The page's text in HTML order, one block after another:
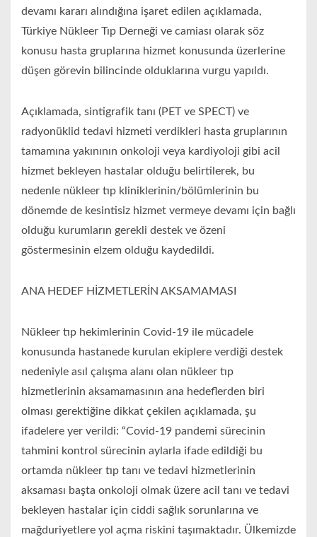
devamı kararı alındığına işaret edilen açıklamada,
Türkiye Nükleer Tıp Derneği ve camiası olarak söz
konusu hasta gruplarına hizmet konusunda üzerlerine
düşen görevin bilincinde olduklarına vurgu yapıldı.
Açıklamada, sintigrafik tanı (PET ve SPECT) ve
radyonüklid tedavi hizmeti verdikleri hasta gruplarının
tamamına yakınının onkoloji veya kardiyoloji gibi acil
hizmet bekleyen hastalar olduğu belirtilerek, bu
nedenle nükleer tıp kliniklerinin/bölümlerinin bu
dönemde de kesintisiz hizmet vermeye devamı için bağlı
olduğu kurumların gerekli destek ve özeni
göstermesinin elzem olduğu kaydedildi.
ANA HEDEF HİZMETLERİN AKSAMAMASI
Nükleer tıp hekimlerinin Covid-19 ile mücadele
konusunda hastanede kurulan ekiplere verdiği destek
nedeniyle asıl çalışma alanı olan nükleer tıp
hizmetlerinin aksamamasının ana hedeflerden biri
olması gerektiğine dikkat çekilen açıklamada, şu
ifadelere yer verildi: “Covid-19 pandemi sürecinin
tahmini kontrol sürecinin aylarla ifade edildiği bu
ortamda nükleer tıp tanı ve tedavi hizmetlerinin
aksaması başta onkoloji olmak üzere acil tanı ve tedavi
bekleyen hastalar için ciddi sağlık sorunlarına ve
mağduriyetlere yol açma riskini taşımaktadır. Ülkemizde